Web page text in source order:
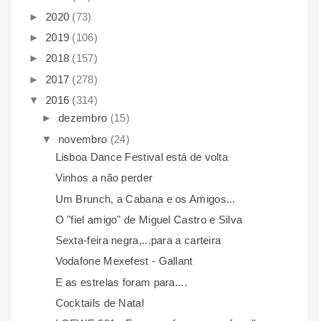
► 2020 (73)
► 2019 (106)
► 2018 (157)
► 2017 (278)
▼ 2016 (314)
► dezembro (15)
▼ novembro (24)
Lisboa Dance Festival está de volta
Vinhos a não perder
Um Brunch, a Cabana e os Amigos...
O "fiel amigo" de Miguel Castro e Silva
Sexta-feira negra,...para a carteira
Vodafone Mexefest - Gallant
E as estrelas foram para....
Cocktails de Natal